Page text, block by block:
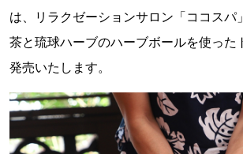
は、リラクゼーションサロン「ココスパ
茶と琉球ハーブのハーブボールを使った
発売いたします。